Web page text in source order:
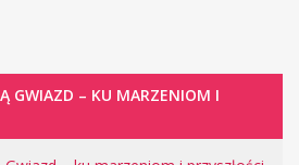
GWIAZD – KU MARZENIOM I